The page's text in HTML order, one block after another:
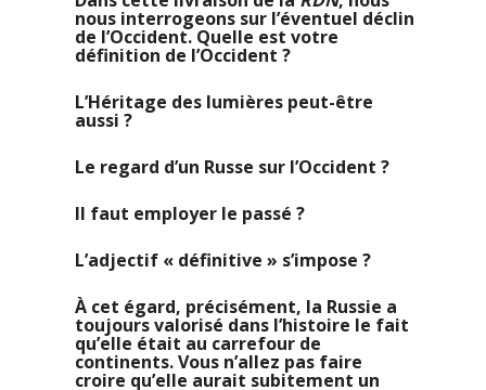
nous interrogeons sur l’éventuel déclin
de l’Occident. Quelle est votre
définition de l’Occident ?
L’Héritage des lumières peut-être
aussi ?
Le regard d’un Russe sur l’Occident ?
Il faut employer le passé ?
L’adjectif « définitive » s’impose ?
À cet égard, précisément, la Russie a
toujours valorisé dans l’histoire le fait
qu’elle était au carrefour de
continents. Vous n’allez pas faire
croire qu’elle aurait subitement un